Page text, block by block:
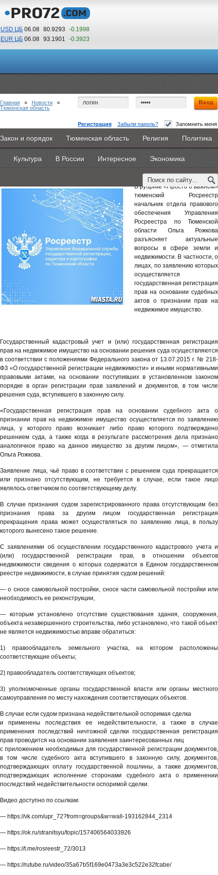
USD ЦБ 06.08 80.9293 -0.1998
EUR ЦБ 06.08 93.1901 -0.3923
11 58
По Гринвичу (GMT +5)
Регистрация Забыли пароль? Запомнить меня
Главная Новости Объявления КНИГИ ВестиNet
Каталоги 9PS Прочее
Закон и порядок Тюменская область Религия Политика
Культура В России Интересное Экономика
Главная » Новости »
Тюменская область
Тюменский Росреестр рассказал о регистрации
прав на основании судебных актов
В рубрике «Просто о важном»
тюменский Росреестр
начальник отдела правового
обеспечения Управления
Росреестра по Тюменской
области Ольга Рожкова
разъясняет актуальные
вопросы в сфере земли и
недвижимости. В частности, о
лицах, по заявлению которых
осуществляется
государственная регистрация
прав на основании судебных
актов о признании прав на
недвижимое имущество.
Государственный кадастровый учет и (или) государственная регистрация
прав на недвижимое имущество на основании решения суда осуществляются
в соответствии с положениями Федерального закона от 13.07.2015 г. № 218-
ФЗ «О государственной регистрации недвижимости» и иными нормативными
правовыми актами, на основании поступивших в установленном законом
порядке в орган регистрации прав заявлений и документов, в том числе
решения суда, вступившего в законную силу.
«Государственная регистрация прав на основании судебного акта о
признании прав на недвижимое имущество осуществляется по заявлению
лица, у которого право возникает либо право которого подтверждено
решением суда, а также когда в результате рассмотрения дела признано
аналогичное право на данное имущество за другим лицом», — отметила
Ольга Рожкова.
Заявление лица, чьё право в соответствии с решением суда прекращается
или признано отсутствующим, не требуется в случае, если такое лицо
являлось ответчиком по соответствующему делу.
В случае признания судом зарегистрированного права отсутствующим без
признания права за другим лицом государственная регистрация
прекращения права может осуществляться по заявлению лица, в пользу
которого вынесено такое решение.
С заявлениями об осуществлении государственного кадастрового учета и
(или) государственной регистрации прав, в отношении объектов
недвижимости сведения о которых содержатся в Едином государственном
реестре недвижимости, в случае принятия судом решений:
— о сносе самовольной постройки, сносе части самовольной постройки или
необходимость ее реконструкции,
— которым установлено отсутствие существования здания, сооружения,
объекта незавершенного строительства, либо установлено, что такой объект
не является недвижимостью вправе обратиться:
1) правообладатель земельного участка, на котором расположены
соответствующие объекты;
2) правообладатель соответствующих объектов;
3) уполномоченные органы государственной власти или органы местного
самоуправления по месту нахождения соответствующих объектов.
В случае если судом признана недействительной оспоримая сделка
и применены последствия ее недействительности, а также в случае
применения последствий ничтожной сделки государственная регистрация
прав проводится на основании заявления заинтересованных лиц
с приложением необходимых для государственной регистрации документов,
в том числе судебного акта вступившего в законную силу, документов,
подтверждающих оплату государственной пошлины, а также документов,
подтверждающих исполнение сторонами судебного акта о применении
последствий недействительности оспоримой сделки.
Видео доступно по ссылкам:
— https://vk.com/upr_72?from=groups&w=wall-193162844_2314
— https://ok.ru/stranitsyu/topic/157406564033926
— https://t.me/rosreestr_72/3013
— https://rutube.ru/video/35a67b5f169e0473a3e3c522e32fcabe/